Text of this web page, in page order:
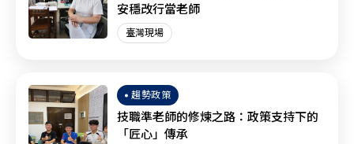
安穩改行當老師
臺灣現場
趨勢政策
技職準老師的修煉之路：政策支持下的
「匠心」傳承